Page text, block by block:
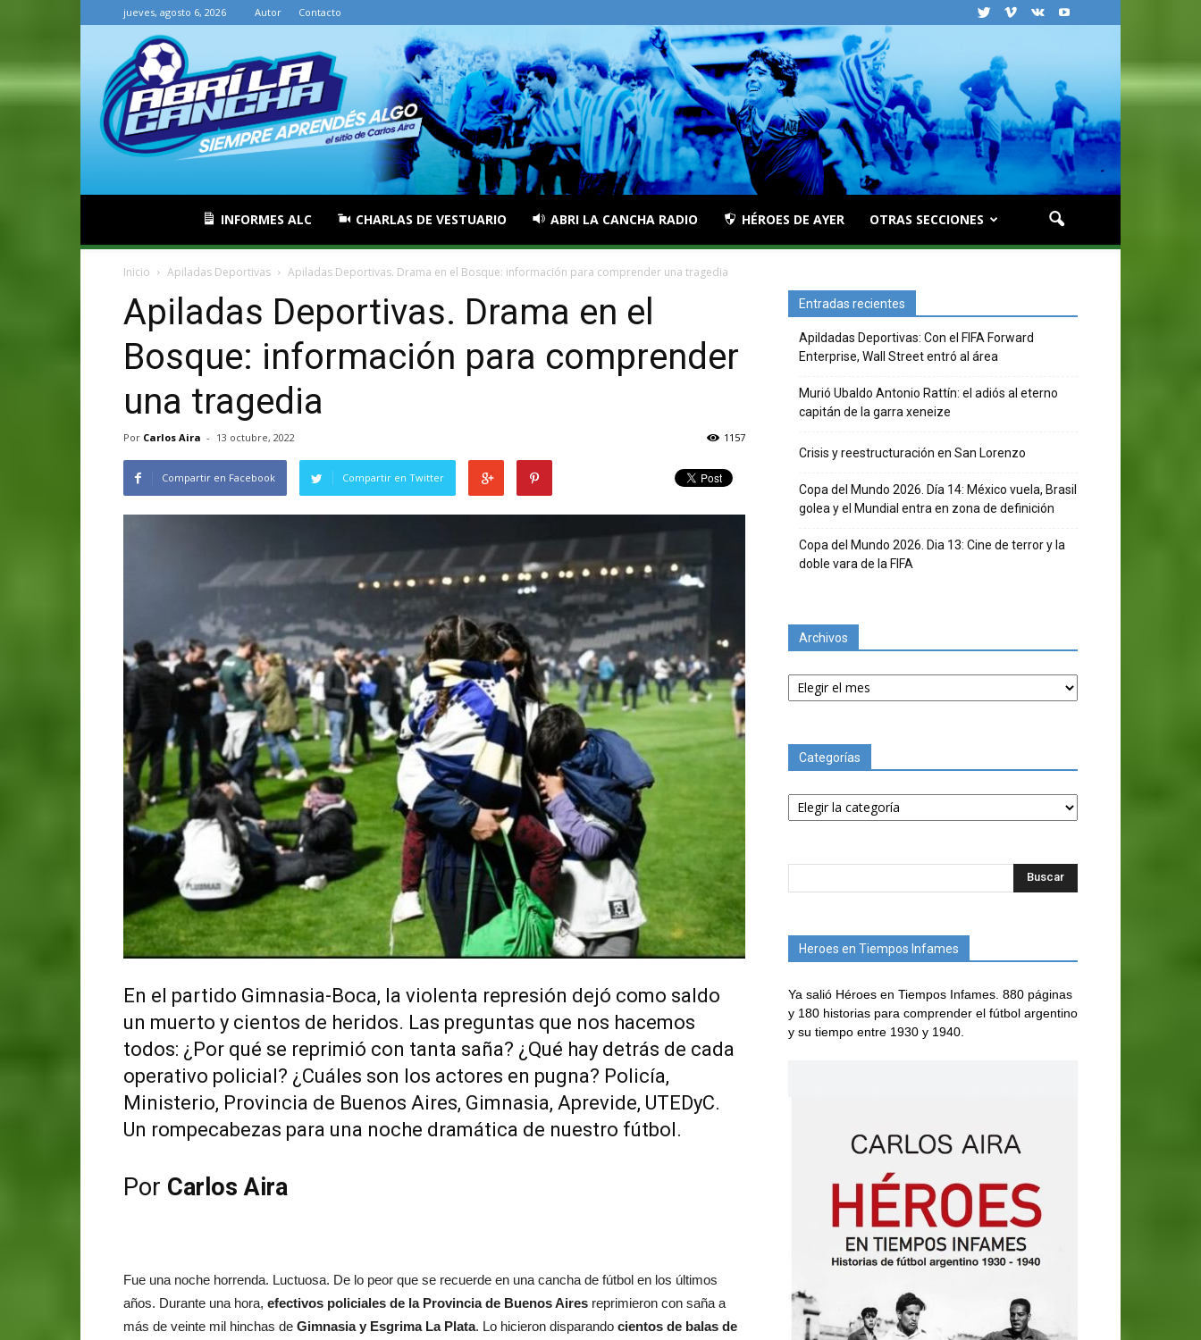
jueves, agosto 6, 2026 Autor Contacto
INFORMES ALC CHARLAS DE VESTUARIO ABRI LA CANCHA RADIO HÉROES DE AYER OTRAS SECCIONES
Inicio Apiladas Deportivas Apiladas Deportivas. Drama en el Bosque: información para comprender una tragedia
Apiladas Deportivas. Drama en el
Bosque: información para comprender
una tragedia
Por Carlos Aira - 13 octubre, 2022 1157
Compartir en Facebook Compartir en Twitter
En el partido Gimnasia-Boca, la violenta represión dejó como saldo
un muerto y cientos de heridos. Las preguntas que nos hacemos
todos: ¿Por qué se reprimió con tanta saña? ¿Qué hay detrás de cada
operativo policial? ¿Cuáles son los actores en pugna? Policía,
Ministerio, Provincia de Buenos Aires, Gimnasia, Aprevide, UTEDyC.
Un rompecabezas para una noche dramática de nuestro fútbol.
Por Carlos Aira
Fue una noche horrenda. Luctuosa. De lo peor que se recuerde en una cancha de fútbol en los últimos
años. Durante una hora, efectivos policiales de la Provincia de Buenos Aires reprimieron con saña a
más de veinte mil hinchas de Gimnasia y Esgrima La Plata. Lo hicieron disparando cientos de balas de
Entradas recientes
Apildadas Deportivas: Con el FIFA Forward
Enterprise, Wall Street entró al área
Murió Ubaldo Antonio Rattín: el adiós al eterno
capitán de la garra xeneize
Crisis y reestructuración en San Lorenzo
Copa del Mundo 2026. Día 14: México vuela, Brasil
golea y el Mundial entra en zona de definición
Copa del Mundo 2026. Dia 13: Cine de terror y la
doble vara de la FIFA
Archivos
Archivos
Categorías
Categorías
Heroes en Tiempos Infames
Ya salió Héroes en Tiempos Infames. 880 páginas
y 180 historias para comprender el fútbol argentino
y su tiempo entre 1930 y 1940.